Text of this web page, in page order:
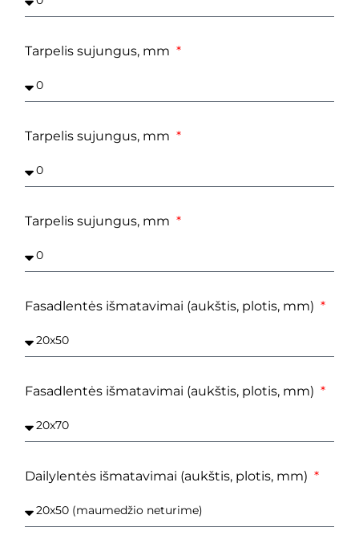
Tarpelis sujungus, mm
Tarpelis sujungus, mm
Tarpelis sujungus, mm
Fasadlentės išmatavimai (aukštis, plotis, mm)
Fasadlentės išmatavimai (aukštis, plotis, mm)
Dailylentės išmatavimai (aukštis, plotis, mm)